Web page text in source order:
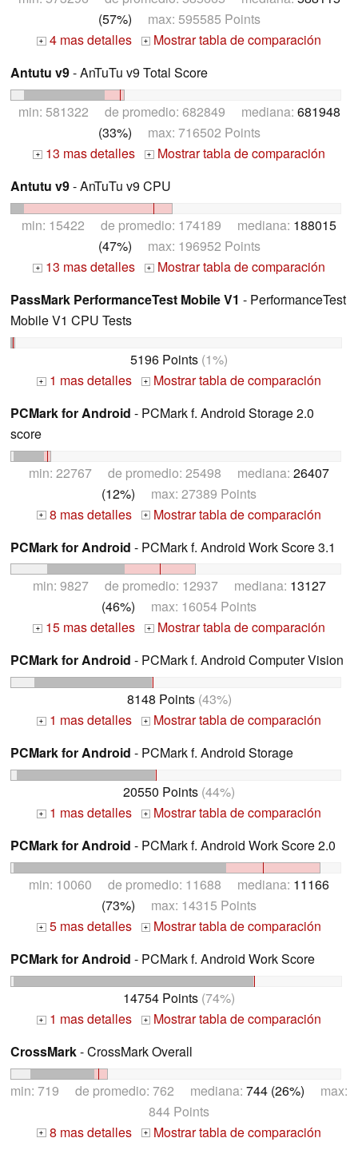
(57%) max: 595585 Points
+ 4 mas detalles +
Mostrar tabla de comparación
Antutu v9- AnTuTu v9 Total Score
min: 581322 de promedio: 682849 mediana: 681948
(33%) max: 716502 Points
+ 13 mas detalles + Mostrar tabla de comparación
Antutu v9- AnTuTu v9 CPU
min: 15422 de promedio: 174189 mediana: 188015
(47%) max: 196952 Points
+ 13 mas detalles + Mostrar tabla de comparación
PassMark PerformanceTest Mobile V1 - PerformanceTest
Mobile V1 CPU Tests
5196 Points (1%)
+ 1 mas detalles +
Mostrar tabla de comparación
PCMark for Android - PCMark f. Android Storage 2.0
score
min: 22767 de promedio: 25498 mediana: 26407
(12%) max: 27389 Points
+ 8 mas detalles +
Mostrar tabla de comparación
PCMark for Android - PCMark f. Android Work Score 3.1
min: 9827 de promedio: 12937 mediana: 13127
(46%) max: 16054 Points
+ 15 mas detalles + Mostrar tabla de comparación
PCMark for Android - PCMark f. Android Computer Vision
8148 Points(43%)
+ 1 mas detalles +
Mostrar tabla de comparación
PCMark for Android - PCMark f. Android Storage
20550 Points (44%)
+ 1 mas detalles +
Mostrar tabla de comparación
PCMark for Android - PCMark f. Android Work Score 2.0
min: 10060 de promedio: 11688 mediana: 11166
(73%) max: 14315 Points
+ 5 mas detalles +
Mostrar tabla de comparación
PCMark for Android - PCMark f. Android Work Score
14754 Points (74%)
+ 1 mas detalles +
Mostrar tabla de comparación
CrossMark- CrossMark Overall
min: 719 de promedio: 762 mediana: 744 (26%) max:
844 Points
+ 8 mas detalles +
Mostrar tabla de comparación